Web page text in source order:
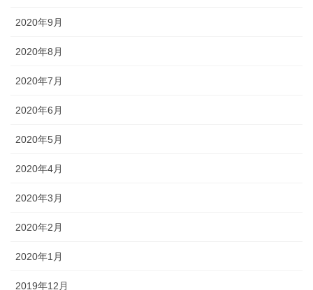
2020年9月
2020年8月
2020年7月
2020年6月
2020年5月
2020年4月
2020年3月
2020年2月
2020年1月
2019年12月